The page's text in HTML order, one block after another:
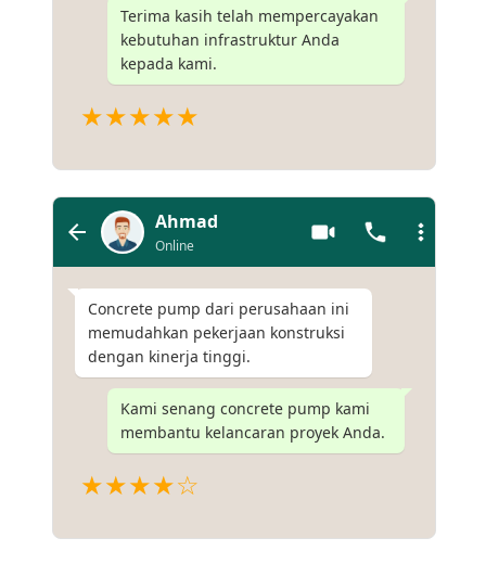
Terima kasih telah mempercayakan
kebutuhan infrastruktur Anda
kepada kami.
★★★★★
Ahmad
Online
Concrete pump dari perusahaan ini
memudahkan pekerjaan konstruksi
dengan kinerja tinggi.
Kami senang concrete pump kami
membantu kelancaran proyek Anda.
★★★★☆